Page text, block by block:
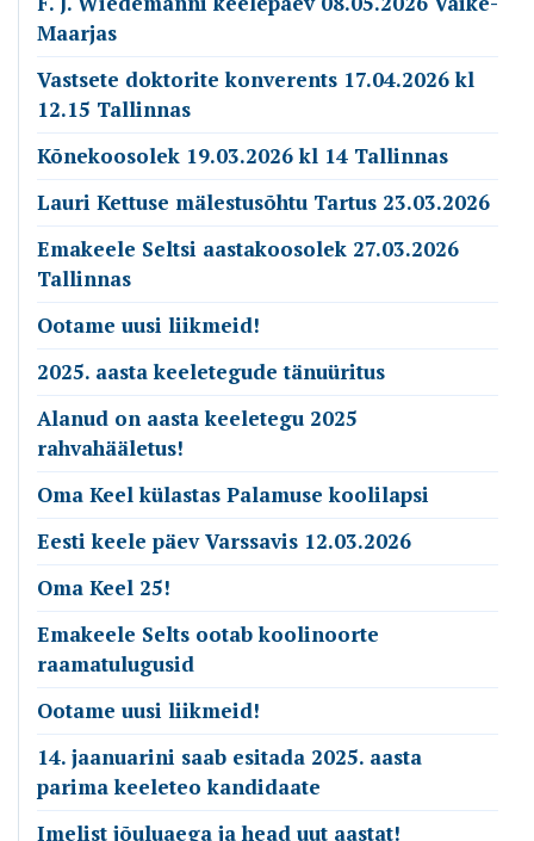
Maarjas
Vastsete doktorite konverents 17.04.2026 kl
12.15 Tallinnas
Kõnekoosolek 19.03.2026 kl 14 Tallinnas
Lauri Kettuse mälestusõhtu Tartus 23.03.2026
Emakeele Seltsi aastakoosolek 27.03.2026
Tallinnas
Ootame uusi liikmeid!
2025. aasta keeletegude tänuüritus
Alanud on aasta keeletegu 2025
rahvahääletus!
Oma Keel külastas Palamuse koolilapsi
Eesti keele päev Varssavis 12.03.2026
Oma Keel 25!
Emakeele Selts ootab koolinoorte
raamatulugusid
Ootame uusi liikmeid!
14. jaanuarini saab esitada 2025. aasta
parima keeleteo kandidaate
Imelist jõuluaega ja head uut aastat!